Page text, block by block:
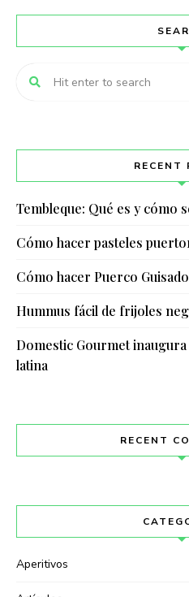
RECENT
Tembleque: Qué es y cómo
Cómo hacer pasteles
Cómo hacer Puerco Guisado
Hummus fácil de frijoles
Domestic Gourmet
latina
RECENT
Aperitivos